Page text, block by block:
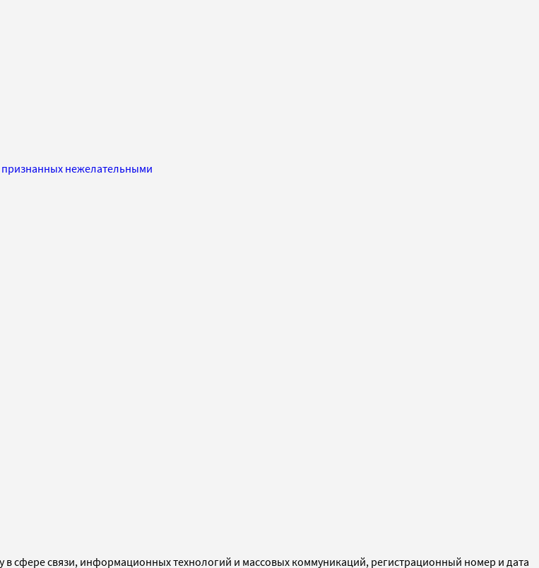
признанных нежелательными
сфере связи, информационных технологий и массовых коммуникаций, регистрационный номер и дата